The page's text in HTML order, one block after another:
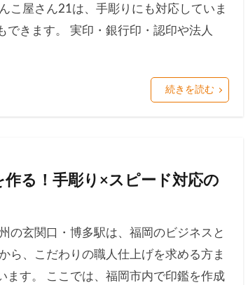
こ屋さん21は、手彫りにも対応していま
きます。 実印・銀行印・認印や法人
続きを読む
る！手彫り×スピード対応の
の玄関口・博多駅は、福岡のビジネスと
ら、こだわりの職人仕上げを求める方ま
ます。 ここでは、福岡市内で印鑑を作成